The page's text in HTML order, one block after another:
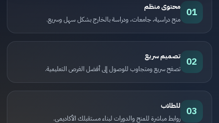
01 محتوى منظم
منح دراسية، جامعات، ودراسة بالخارج بشكل سهل وسريع.
02 تصميم سريع
تصفح سريع ومتجاوب للوصول إلى أفضل الفرص التعليمية.
03 للطلاب
روابط مباشرة للمنح والدورات لبناء مستقبلك الأكاديمي.